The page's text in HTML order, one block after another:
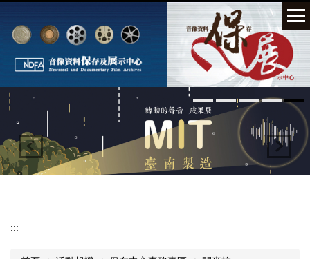
主
區
:::